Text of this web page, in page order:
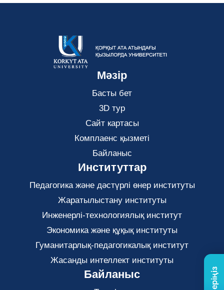
Мәзір
Басты бет
3D тур
Сайт картасы
Комплаенс қызметі
Байланыс
Институттар
Педагогика және дәстүрлі өнер институты
Жаратылыстану институты
Инженерлі-технологиялық институт
Экономика және құқық институты
Гуманитарлық-педагогикалық институт
Жасанды интеллект институты
Байланыс